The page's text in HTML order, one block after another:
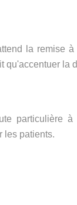
la remise
qu'accentuer la
particulière
les patients.